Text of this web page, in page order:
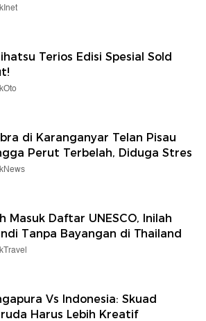
Terios Edisi Spesial Sold
di Karanganyar Telan Pisau
Perut Terbelah, Diduga Stres
Masuk Daftar UNESCO, Inilah
Tanpa Bayangan di Thailand
Vs Indonesia: Skuad
Harus Lebih Kreatif